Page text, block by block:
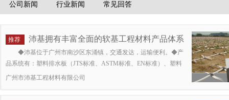
公司新闻 行业新闻 常见回答
推荐 沛基拥有丰富全面的软基工程材料产品体系
◆沛基位于广州市南沙区东涌镇，交通发达，运输便利。◆产
品系统有：塑料排水板（JTS标准、ASTM标准、EN标准）、塑料
强排水板、水平专用管、降水专用管等一系列产品，是集研发、生
广州市沛基工程材料有限公司